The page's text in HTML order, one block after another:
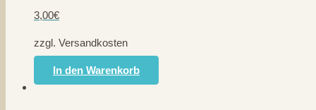
3,00€
zzgl. Versandkosten
In den Warenkorb